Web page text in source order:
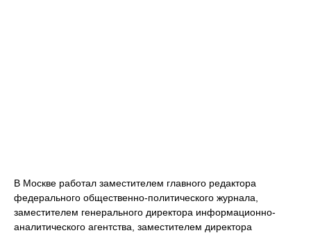
В Москве работал заместителем главного редактора
федерального общественно-политического журнала,
заместителем генерального директора информационно-
аналитического агентства, заместителем директора